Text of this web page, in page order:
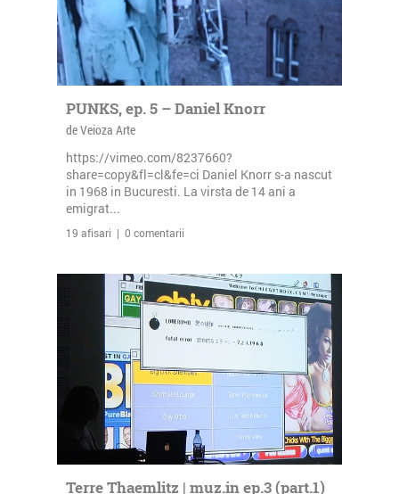
PUNKS, ep. 5 – Daniel Knorr
de Veioza Arte
https://vimeo.com/8237660?
share=copy&fl=cl&fe=ci Daniel Knorr s-a nascut
in 1968 in Bucuresti. La virsta de 14 ani a
emigrat...
19 afisari | 0 comentarii
Terre Thaemlitz | muz.in ep.3 (part.1)